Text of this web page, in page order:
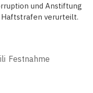
und Anstiftung
verurteilt.
Festnahme